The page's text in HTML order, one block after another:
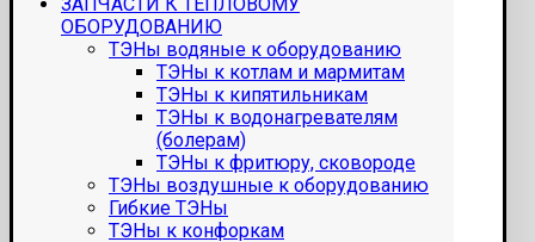
ОБОРУДОВАНИЮ
ТЭНы водяные к оборудованию
ТЭНы к котлам и мармитам
ТЭНы к кипятильникам
ТЭНы к водонагревателям
(болерам)
ТЭНы к фритюру, сковороде
ТЭНы воздушные к оборудованию
Гибкие ТЭНы
ТЭНы к конфоркам